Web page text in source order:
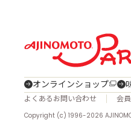
オンラインショップ
よくあるお問い合わせ 会
Copyright (c) 1996-2026